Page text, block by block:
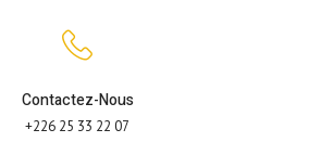
Contactez-Nous
+226 25 33 22 07